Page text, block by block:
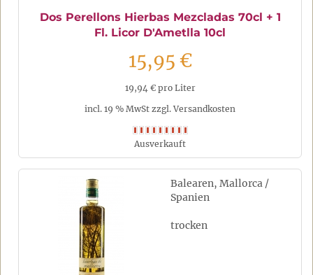
Dos Perellons Hierbas Mezcladas 70cl + 1
Fl. Licor D'Ametlla 10cl
15,95 €
19,94 € pro Liter
incl. 19 % MwSt zzgl. Versandkosten
Ausverkauft
Balearen, Mallorca /
Spanien
trocken